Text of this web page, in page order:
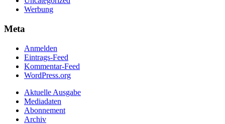
Werbung
Meta
Anmelden
Eintrags-Feed
Kommentar-Feed
WordPress.org
Aktuelle Ausgabe
Mediadaten
Abonnement
Archiv